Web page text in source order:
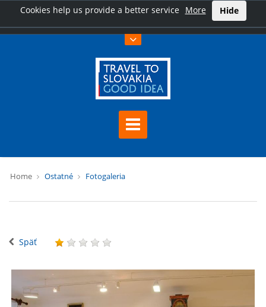
Cookies help us provide a better service More Hide
Home Ostatné Fotogaleria
Späť